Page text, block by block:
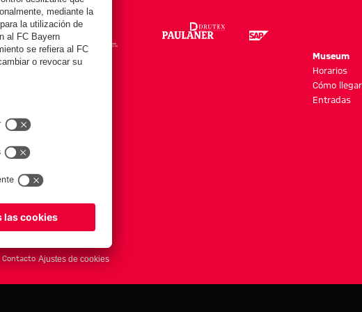
Online Store
Rebajas %
Museum
Horarios
Cómo llegar
Entradas
Contacto Ajustes de cookies